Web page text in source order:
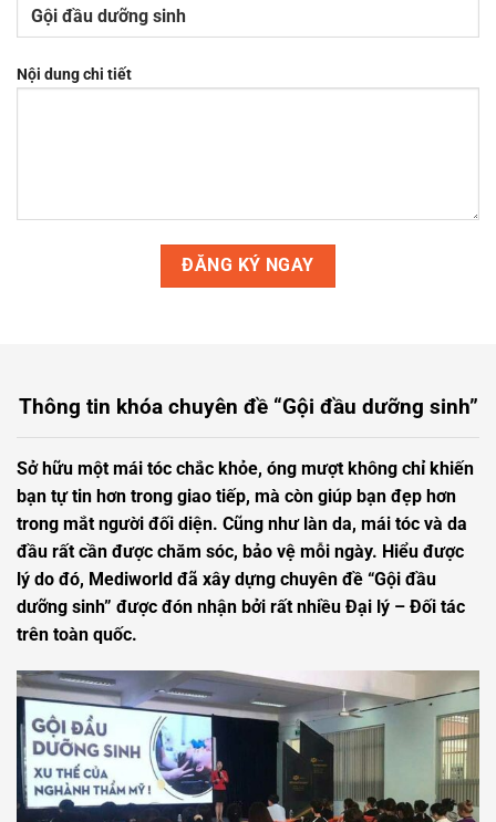
Nội dung chi tiết
Thông tin khóa chuyên đề “Gội đầu dưỡng sinh”
Sở hữu một mái tóc chắc khỏe, óng mượt không chỉ khiến
bạn tự tin hơn trong giao tiếp, mà còn giúp bạn đẹp hơn
trong mắt người đối diện. Cũng như làn da, mái tóc và da
đầu rất cần được chăm sóc, bảo vệ mỗi ngày. Hiểu được
lý do đó, Mediworld đã xây dựng chuyên đề “Gội đầu
dưỡng sinh” được đón nhận bởi rất nhiều Đại lý – Đối tác
trên toàn quốc.